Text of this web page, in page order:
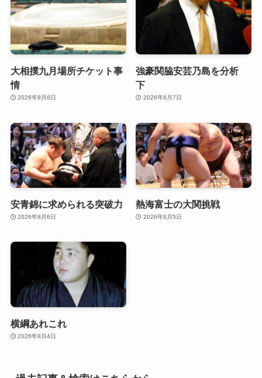
大相撲九月場所チケット事
情
2026年8月8日
強豪関脇安芸乃島を分析
下
2026年8月7日
安青錦に求められる突破力
2026年8月6日
熱海富士の大関挑戦
2026年8月5日
横綱あれこれ
2026年8月4日